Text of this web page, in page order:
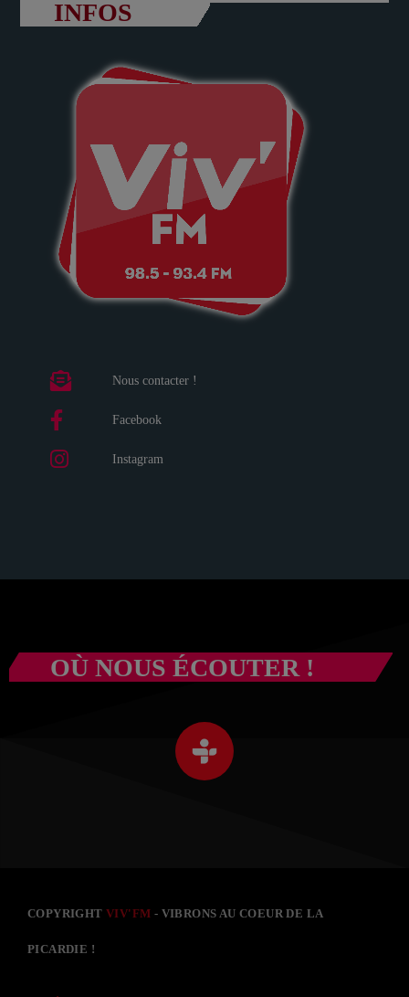
INFOS
Nous contacter !
Facebook
Instagram
OÙ NOUS ÉCOUTER !
COPYRIGHTVIV'FM - VIBRONS AU COEUR DE LA
PICARDIE !